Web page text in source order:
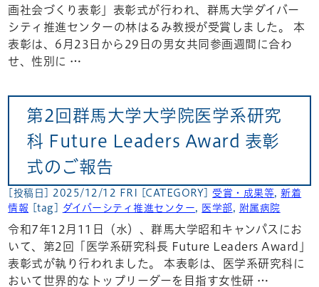
画社会づくり表彰」表彰式が行われ、群馬大学ダイバー
シティ推進センターの林はるみ教授が受賞しました。 本
表彰は、6月23日から29日の男女共同参画週間に合わ
せ、性別に …
第2回群馬大学大学院医学系研究
科 Future Leaders Award 表彰
式のご報告
[投稿日] 2025/12/12 FRI [CATEGORY] 受賞・成果等 ,新着
情報 [tag] ダイバーシティ推進センター 医学部 附属病院
令和7年12月11日（水）、群馬大学昭和キャンパスにお
いて、第2回「医学系研究科長 Future Leaders Award」
表彰式が執り行われました。 本表彰は、医学系研究科に
おいて世界的なトップリーダーを目指す女性研 …